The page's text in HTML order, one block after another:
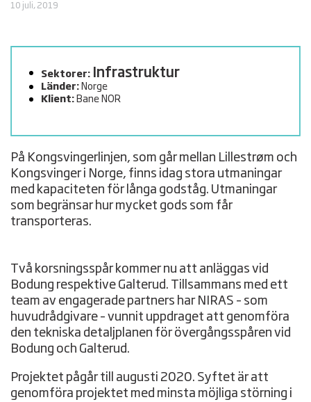
10 juli, 2019
Sektorer: Infrastruktur
Länder: Norge
Klient: Bane NOR
På Kongsvingerlinjen, som går mellan Lillestrøm och
Kongsvinger i Norge, finns idag stora utmaningar
med kapaciteten för långa godståg. Utmaningar
som begränsar hur mycket gods som får
transporteras.
Två korsningsspår kommer nu att anläggas vid
Bodung respektive Galterud. Tillsammans med ett
team av engagerade partners har NIRAS – som
huvudrådgivare – vunnit uppdraget att genomföra
den tekniska detaljplanen för övergångsspåren vid
Bodung och Galterud.
Projektet pågår till augusti 2020. Syftet är att
genomföra projektet med minsta möjliga störning i